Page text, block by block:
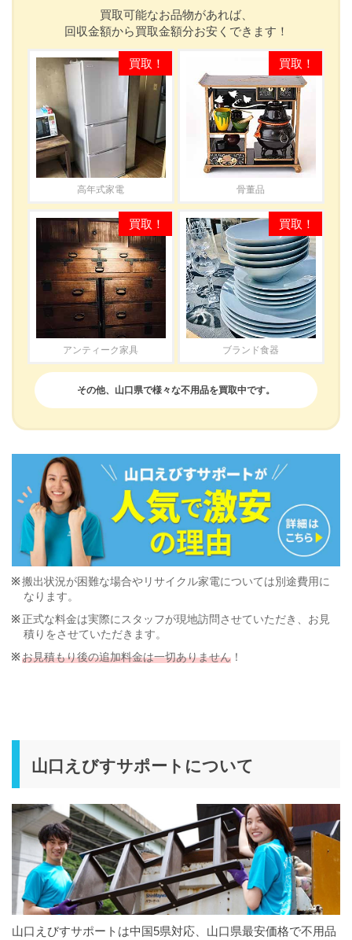
買取可能なお品物があれば、
回収金額から買取金額分お安くできます！
高年式家電 骨董品
アンティーク家具 ブランド食器
その他、山口県で様々な不用品を買取中です。
搬出状況が困難な場合やリサイクル家電については別途費用に
なります。
正式な料金は実際にスタッフが現地訪問させていただき、お見
積りをさせていただきます。
お見積もり後の追加料金は一切ありません！
山口えびすサポートについて
山口えびすサポートは中国5県対応、山口県最安価格で不用品